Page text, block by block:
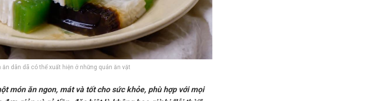
ăn dân dã có thể xuất hiện ở những quán ăn vặt
món ăn ngon, mát và tốt cho sức khỏe, phù hợp với mọi